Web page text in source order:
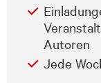
Autoren
Jede